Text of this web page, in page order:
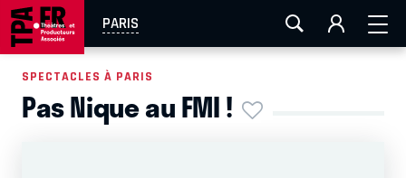
PARIS
AIX-MARSEILLE LA ROCHELLE
EN TOURNÉE
SPECTACLES À PARIS
Pas Nique au FMI !